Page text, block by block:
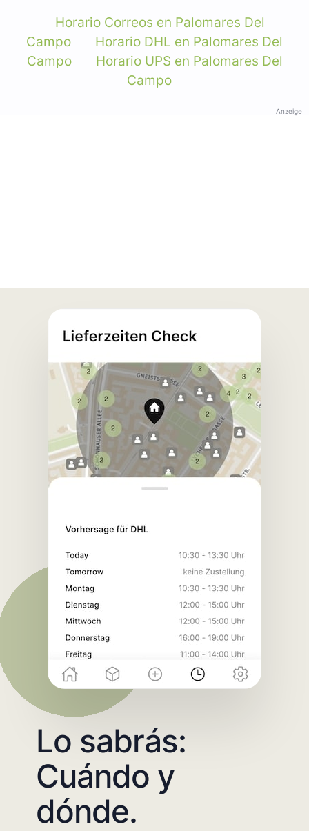
Horario Correos en Palomares Del
Campo
Horario DHL en Palomares Del
Campo
Horario UPS en Palomares Del
Campo
Anzeige
Lo sabrás:
Cuándo y
dónde.